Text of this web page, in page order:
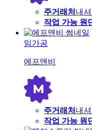
주거래처 내
작업 가능 원
임가공
에프앤비
주거래처 내
작업 가능 원